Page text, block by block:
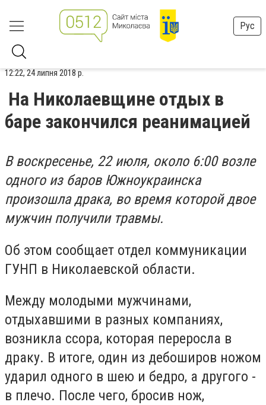
Рус
12:22, 24 липня 2018 р.
На Николаевщине отдых в
баре закончился реанимацией
В воскресенье, 22 июля, около 6:00 возле
одного из баров Южноукраинска
произошла драка, во время которой двое
мужчин получили травмы.
Об этом сообщает отдел коммуникации
ГУНП в Николаевской области.
Между молодыми мужчинами,
отдыхавшими в разных компаниях,
возникла ссора, которая переросла в
драку. В итоге, один из дебоширов ножом
ударил одного в шею и бедро, а другого -
в плечо. После чего, бросив нож,